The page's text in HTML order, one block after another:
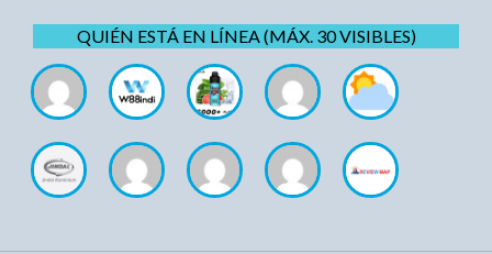
QUIÉN ESTÁ EN LÍNEA (MÁX. 30 VISIBLES)